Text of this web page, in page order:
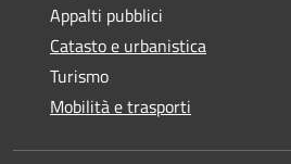
Appalti pubblici
Catasto e urbanistica
Turismo
Mobilità e trasporti